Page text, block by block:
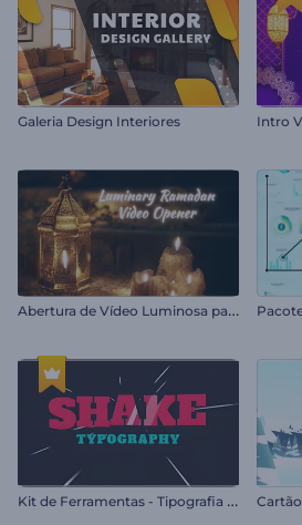
Galeria Design Interiores Intro
A
bertura de Vídeo Luminosa para o Ramadã
K
it de Ferramentas - Tipografia Dançante